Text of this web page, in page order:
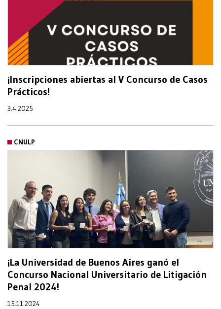
¡Inscripciones abiertas al V Concurso de Casos
Prácticos!
3.4.2025
CNULP
¡La Universidad de Buenos Aires ganó el
Concurso Nacional Universitario de Litigación
Penal 2024!
15.11.2024